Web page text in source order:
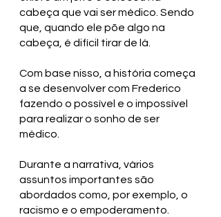
cabeça que vai ser médico. Sendo
que, quando ele põe algo na
cabeça, é difícil tirar de lá.
Com base nisso, a história começa
a se desenvolver com Frederico
fazendo o possível e o impossível
para realizar o sonho de ser
médico.
Durante a narrativa, vários
assuntos importantes são
abordados como, por exemplo, o
racismo e o empoderamento.